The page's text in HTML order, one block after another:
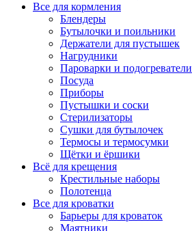
Все для кормления
Блендеры
Бутылочки и поильники
Держатели для пустышек
Нагрудники
Пароварки и подогреватели
Посуда
Приборы
Пустышки и соски
Стерилизаторы
Сушки для бутылочек
Термосы и термосумки
Щётки и ёршики
Всё для крещения
Крестильные наборы
Полотенца
Все для кроватки
Барьеры для кроваток
Маятники